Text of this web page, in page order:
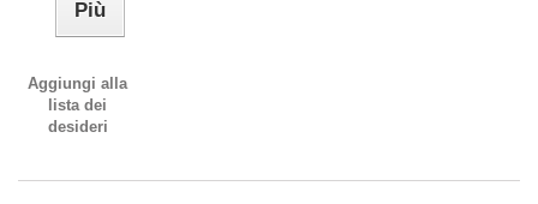
Più
Aggiungi alla
lista dei
desideri